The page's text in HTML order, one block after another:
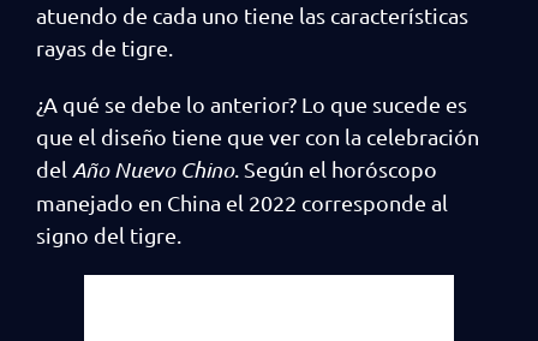
atuendo de cada uno tiene las características
rayas de tigre.
¿A qué se debe lo anterior? Lo que sucede es
que el diseño tiene que ver con la celebración
del Año Nuevo Chino. Según el horóscopo
manejado en China el 2022 corresponde al
signo del tigre.